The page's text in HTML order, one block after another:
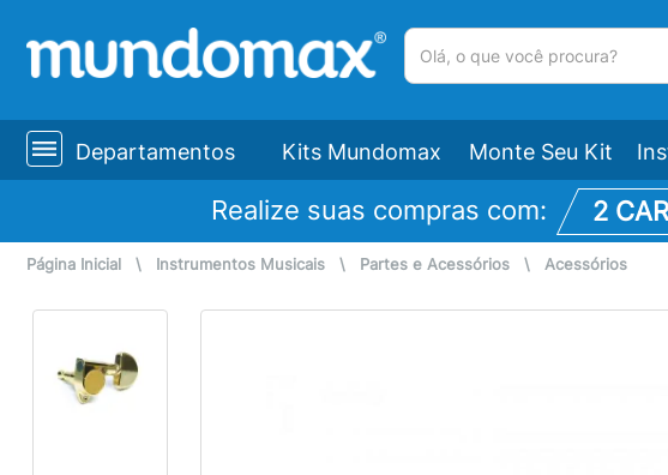
Departamentos Kits Mundomax Monte Seu Kit
Realize suas compras com: 2
Página Inicial \ Instrumentos Musicais \ Partes e Acessórios \ Acessórios